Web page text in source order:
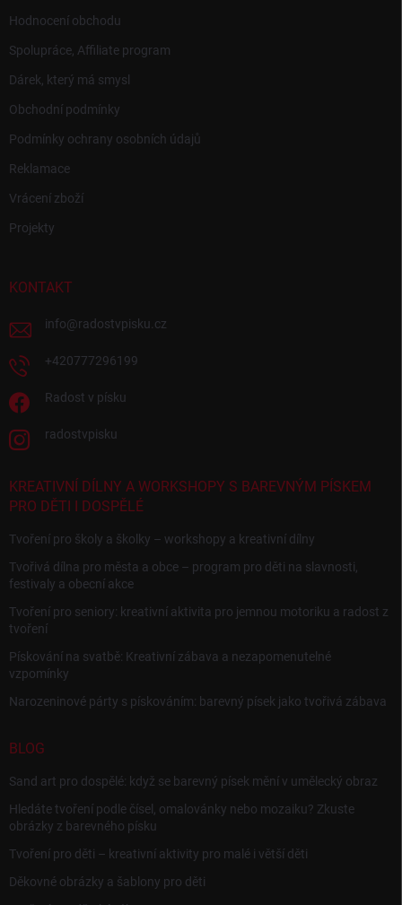
Hodnocení obchodu
Spolupráce, Affiliate program
Dárek, který má smysl
Obchodní podmínky
Podmínky ochrany osobních údajů
Reklamace
Vrácení zboží
Projekty
KONTAKT
info@radostvpisku.cz
+420777296199
Radost v písku
radostvpisku
KREATIVNÍ DÍLNY A WORKSHOPY S BAREVNÝM PÍSKEM
PRO DĚTI I DOSPĚLÉ
Tvoření pro školy a školky – workshopy a kreativní dílny
Tvořivá dílna pro města a obce – program pro děti na slavnosti,
festivaly a obecní akce
Tvoření pro seniory: kreativní aktivita pro jemnou motoriku a radost z
tvoření
Pískování na svatbě: Kreativní zábava a nezapomenutelné
vzpomínky
Narozeninové párty s pískováním: barevný písek jako tvořivá zábava
BLOG
Sand art pro dospělé: když se barevný písek mění v umělecký obraz
Hledáte tvoření podle čísel, omalovánky nebo mozaiku? Zkuste
obrázky z barevného písku
Tvoření pro děti – kreativní aktivity pro malé i větší děti
Děkovné obrázky a šablony pro děti